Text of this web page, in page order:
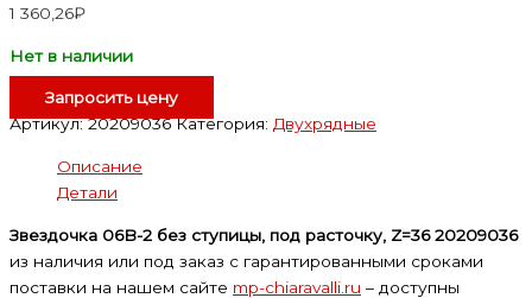
1 360,26₽
Нет в наличии
Запросить цену
Артикул:20209036Категория: Двухрядные
Описание
Детали
Звездочка 06B-2 без ступицы, под расточку, Z=36 20209036
из наличия или под заказ с гарантированными сроками
поставки на нашем сайте mp-chiaravalli.ru – доступны